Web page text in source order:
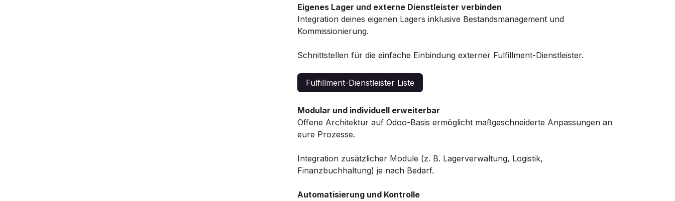
Eigenes Lager und externe Dienstleister verbinden
Integration deines eigenen Lagers inklusive Bestandsmanagement und
Kommissionierung.
Schnittstellen für die einfache Einbindung externer Fulfillment-Dienstleister.
Fulfillment-Dienstleister Liste
Modular und individuell erweiterbar
Offene Architektur auf Odoo-Basis ermöglicht maßgeschneiderte Anpassungen an
eure Prozesse.
Integration zusätzlicher Module (z. B. Lagerverwaltung, Logistik,
Finanzbuchhaltung) je nach Bedarf.
Automatisierung und Kontrolle